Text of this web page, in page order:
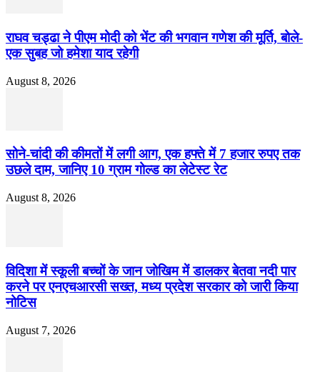
राघव चड्ढा ने पीएम मोदी को भेंट की भगवान गणेश की मूर्ति, बोले-
एक सुबह जो हमेशा याद रहेगी
August 8, 2026
सोने-चांदी की कीमतों में लगी आग, एक हफ्ते में 7 हजार रुपए तक
उछले दाम, जानिए 10 ग्राम गोल्ड का लेटेस्ट रेट
August 8, 2026
विदिशा में स्कूली बच्चों के जान जोखिम में डालकर बेतवा नदी पार
करने पर एनएचआरसी सख्त, मध्य प्रदेश सरकार को जारी किया
नोटिस
August 7, 2026